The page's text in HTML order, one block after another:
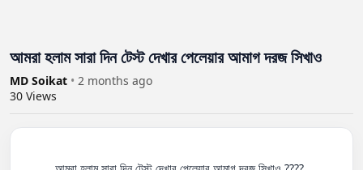
আমরা হলাম সারা দিন টেস্ট দেখার পেলেয়ার আমাগ দরজ সিখাও
MD Soikat • 2 months ago
30 Views